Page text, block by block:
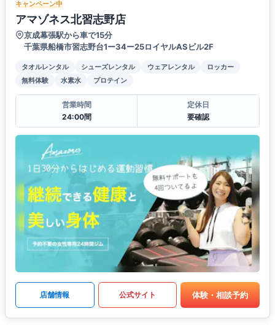
キャンペーン中
アマゾネス北習志野店
京成幕張駅から車で15分
千葉県船橋市習志野台1ー34ー25ロイヤルASビル2F
タオルレンタル シューズレンタル ウェアレンタル
ロッカー
無料体験
水素水 プロテイン
営業時間
24:00間
定休日
要確認
店舗情報 公式サイト 体験・相談予約